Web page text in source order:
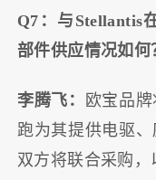
Q7：与Stellantis
部件供应情况如何
李腾飞：
欧宝品
跑为其提供电驱、
双方将联合采购，